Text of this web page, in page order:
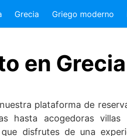
Grecia Griego moderno
en Grecia
plataforma de
hasta acogedoras villas
disfrutes de una